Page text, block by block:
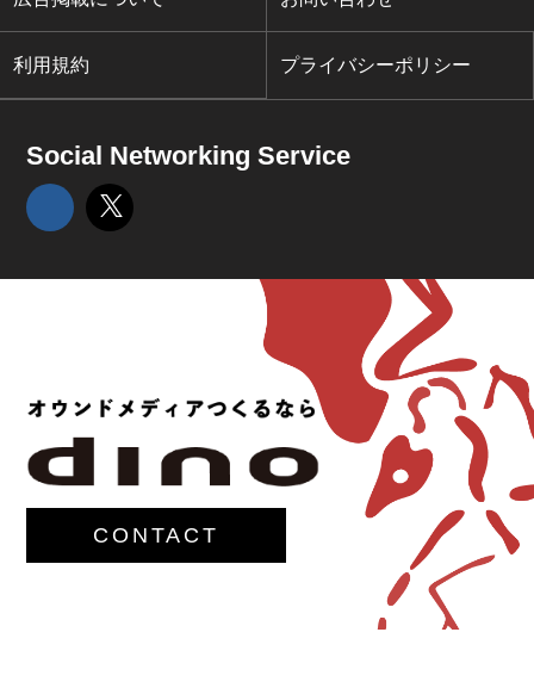
利用規約 プライバシーポリシー
Social Networking Service
CONTACT